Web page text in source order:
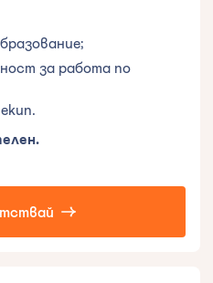
за работа по